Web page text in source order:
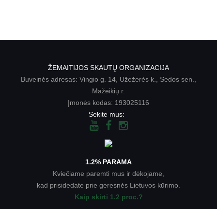
ŽEMAITIJOS SKAUTŲ ORGANIZACIJA
Buveinės adresas: Vingio g. 14, Užežerės k., Sedos sen.,
Mažeikių r.
Įmonės kodas: 193025116
Sekite mus:
1.2% PARAMA
Kviečiame paremti mus ir dėkojame,
kad prisidedate prie geresnės Lietuvos kūrimo.
Kaip skirti 1.2 proc.?